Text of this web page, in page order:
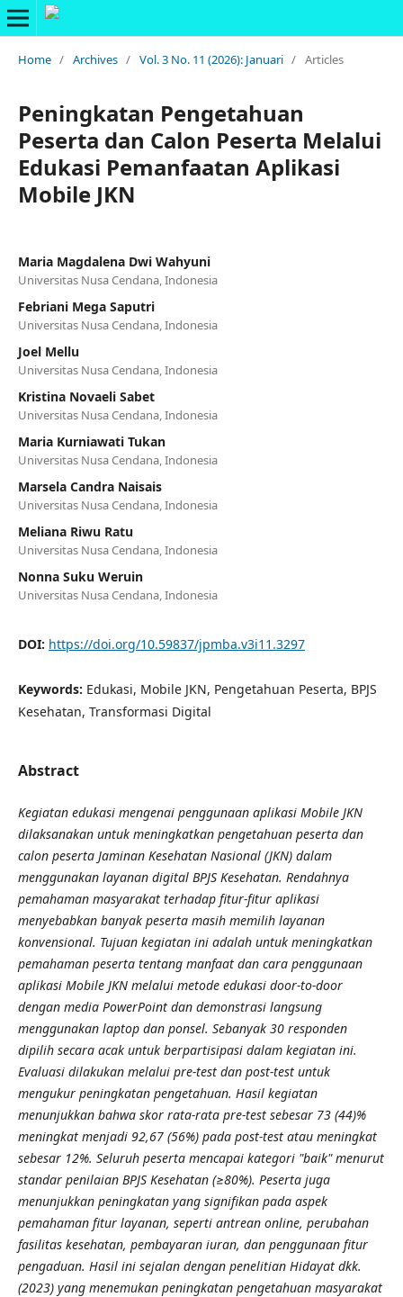
Home / Archives / Vol. 3 No. 11 (2026): Januari / Articles
Peningkatan Pengetahuan
Peserta dan Calon Peserta Melalui
Edukasi Pemanfaatan Aplikasi
Mobile JKN
Maria Magdalena Dwi Wahyuni
Universitas Nusa Cendana, Indonesia
Febriani Mega Saputri
Universitas Nusa Cendana, Indonesia
Joel Mellu
Universitas Nusa Cendana, Indonesia
Kristina Novaeli Sabet
Universitas Nusa Cendana, Indonesia
Maria Kurniawati Tukan
Universitas Nusa Cendana, Indonesia
Marsela Candra Naisais
Universitas Nusa Cendana, Indonesia
Meliana Riwu Ratu
Universitas Nusa Cendana, Indonesia
Nonna Suku Weruin
Universitas Nusa Cendana, Indonesia
DOI: https://doi.org/10.59837/jpmba.v3i11.3297
Keywords: Edukasi, Mobile JKN, Pengetahuan Peserta, BPJS
Kesehatan, Transformasi Digital
Abstract
Kegiatan edukasi mengenai penggunaan aplikasi Mobile JKN
dilaksanakan untuk meningkatkan pengetahuan peserta dan
calon peserta Jaminan Kesehatan Nasional (JKN) dalam
menggunakan layanan digital BPJS Kesehatan. Rendahnya
pemahaman masyarakat terhadap fitur-fitur aplikasi
menyebabkan banyak peserta masih memilih layanan
konvensional. Tujuan kegiatan ini adalah untuk meningkatkan
pemahaman peserta tentang manfaat dan cara penggunaan
aplikasi Mobile JKN melalui metode edukasi door-to-door
dengan media PowerPoint dan demonstrasi langsung
menggunakan laptop dan ponsel. Sebanyak 30 responden
dipilih secara acak untuk berpartisipasi dalam kegiatan ini.
Evaluasi dilakukan melalui pre-test dan post-test untuk
mengukur peningkatan pengetahuan. Hasil kegiatan
menunjukkan bahwa skor rata-rata pre-test sebesar 73 (44)%
meningkat menjadi 92,67 (56%) pada post-test atau meningkat
sebesar 12%. Seluruh peserta mencapai kategori "baik" menurut
standar penilaian BPJS Kesehatan (≥80%). Peserta juga
menunjukkan peningkatan yang signifikan pada aspek
pemahaman fitur layanan, seperti antrean online, perubahan
fasilitas kesehatan, pembayaran iuran, dan penggunaan fitur
pengaduan. Hasil ini sejalan dengan penelitian Hidayat dkk.
(2023) yang menemukan peningkatan pengetahuan masyarakat